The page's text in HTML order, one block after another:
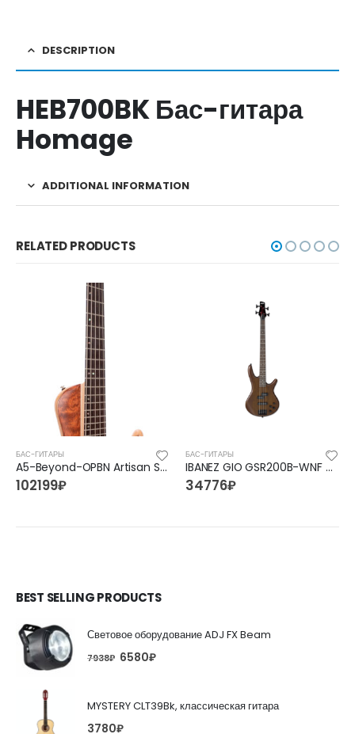
DESCRIPTION
HEB700BK Бас-гитара
Homage
ADDITIONAL INFORMATION
RELATED PRODUCTS
БАС-ГИТАРЫ
A5-Beyond-OPBN Artisan Series Бас-гитара 5-струнная, мультимензурная, Cort
102199₽
БАС-ГИТАРЫ
IBANEZ GIO GSR200B-WNF WALNUT FLAT
34776₽
BEST SELLING PRODUCTS
Световое оборудование ADJ FX Beam
7938₽ 6580₽
MYSTERY CLT39Bk, классическая гитара
3780₽